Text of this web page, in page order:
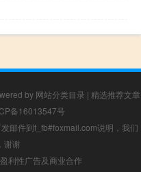
by 网站分类目录 | 精选推荐文章
备16013547号
邮件到f_fb#foxmail.com说明，我们
谢谢
利性广告及商业合作